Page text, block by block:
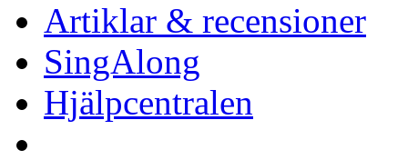
Artiklar & recensioner
SingAlong
Hjälpcentralen